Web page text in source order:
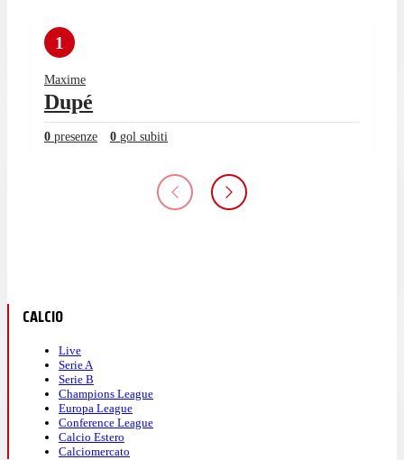
1
Maxime
Dupé
0 presenze 0 gol subiti
CALCIO
Live
Serie A
Serie B
Champions League
Europa League
Conference League
Calcio Estero
Calciomercato